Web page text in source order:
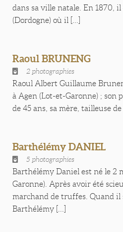
dans sa ville natale. En 1870, il
(Dordogne) où il [...]
Raoul BRUNENG
2 photographies
Raoul Albert Guillaume
à Agen (Lot-et-Garonne) ; son
de 45 ans, sa mère, tailleuse
Barthélémy DANIEL
5 photographies
Barthélémy Daniel est né le 2
Garonne). Après avoir été
marchand de truffes. Quand il
Barthélémy [...]